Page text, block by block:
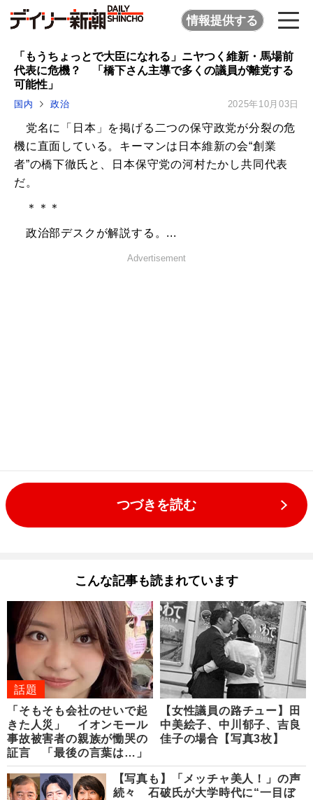
情報提供する
「もうちょっとで大臣になれる」ニヤつく維新・馬場前
代表に危機？ 「橋下さん主導で多くの議員が離党する
可能性」
国内 政治 2025年10月03日
党名に「日本」を掲げる二つの保守政党が分裂の危
機に直面している。キーマンは日本維新の会“創業
者”の橋下徹氏と、日本保守党の河村たかし共同代表
だ。
＊＊＊
政治部デスクが解説する。...
Advertisement
つづきを読む
こんな記事も読まれています
話題
「そもそも会社のせいで起
きた人災」 イオンモール
事故被害者の親族が慟哭の
証言 「最後の言葉は…」
【女性議員の路チュー】田
中美絵子、中川郁子、吉良
佳子の場合【写真3枚】
【写真も】「メッチャ美人！」の声
続々 石破氏が大学時代に“一目ぼ